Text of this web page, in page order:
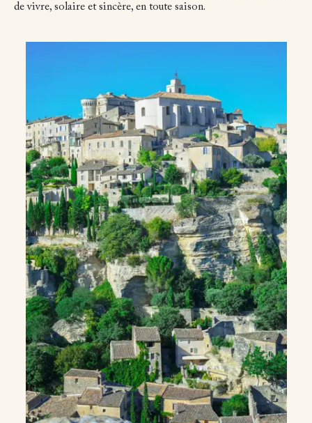
de vivre, solaire et sincère, en toute saison.